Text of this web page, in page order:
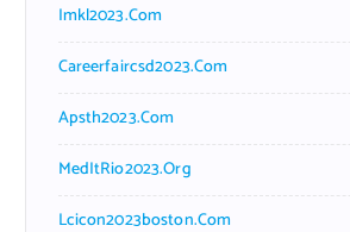
Imkl2023.com
Careerfaircsd2023.com
Apsth2023.com
MedItRio2023.org
Lcicon2023boston.com